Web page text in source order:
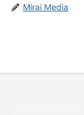
Mirai Media